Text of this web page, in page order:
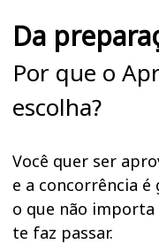
Da
Por que o
escolha?
Você quer ser
e a concorrência é
o que não
te faz passar.